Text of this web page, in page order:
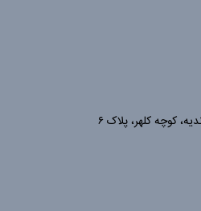
کوچه کلهر، پلاک ۶